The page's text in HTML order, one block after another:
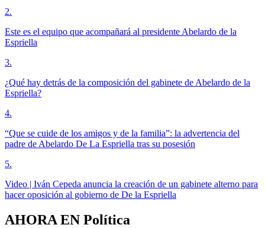
2.
Este es el equipo que acompañará al presidente Abelardo de la
Espriella
3.
¿Qué hay detrás de la composición del gabinete de Abelardo de la
Espriella?
4.
“Que se cuide de los amigos y de la familia”: la advertencia del
padre de Abelardo De La Espriella tras su posesión
5.
Video | Iván Cepeda anuncia la creación de un gabinete alterno para
hacer oposición al gobierno de De la Espriella
AHORA EN Política